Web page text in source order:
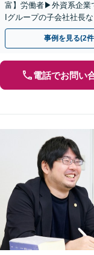
富】労働者▶︎外資系企業
Iグループの子会社社長
ート【米国公認会計士│
事例を見る(2
電話でお問い